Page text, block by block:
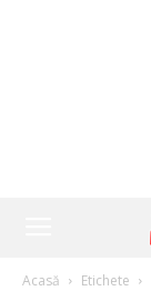
Acasă Etichete